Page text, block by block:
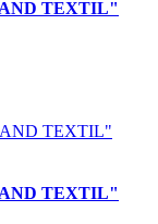
TEXTIL"
TEXTIL"